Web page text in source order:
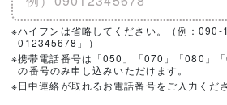
※ハイフンは省略してください。（例：
012345678」）
※携帯電話番号は「050」「070」「080」
の番号のみ申し込みいただけます。
※日中連絡が取れるお電話番号をご入力くださ